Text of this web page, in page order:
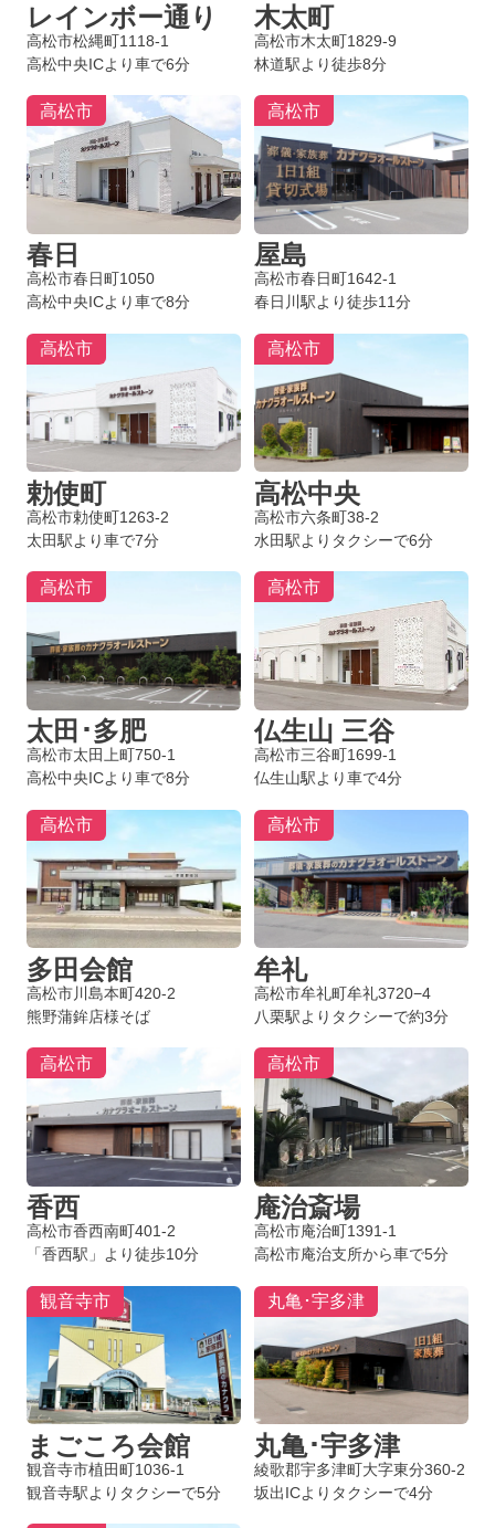
レインボー通り
高松市松縄町1118-1
高松中央ICより車で6分
木太町
高松市木太町1829-9
林道駅より徒歩8分
高松市
春日
高松市春日町1050
高松中央ICより車で8分
高松市
屋島
高松市春日町1642-1
春日川駅より徒歩11分
高松市
勅使町
高松市勅使町1263-2
太田駅より車で7分
高松市
高松中央
高松市六条町38-2
水田駅よりタクシーで6分
高松市
太田･多肥
高松市太田上町750-1
高松中央ICより車で8分
高松市
仏生山 三谷
高松市三谷町1699-1
仏生山駅より車で4分
高松市
多田会館
高松市川島本町420-2
熊野蒲鉾店様そば
高松市
牟礼
高松市牟礼町牟礼3720−4
八栗駅よりタクシーで約3分
高松市
香西
高松市香西南町401-2
「香西駅」より徒歩10分
高松市
庵治斎場
高松市庵治町1391-1
高松市庵治支所から車で5分
観音寺市
まごころ会館
観音寺市植田町1036-1
観音寺駅よりタクシーで5分
丸亀･宇多津
丸亀･宇多津
綾歌郡宇多津町大字東分360-2
坂出ICよりタクシーで4分
お得な会員価格!